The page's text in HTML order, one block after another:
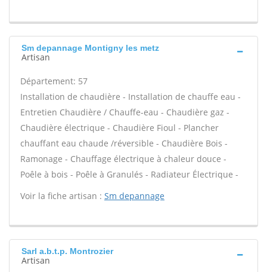
Sm depannage Montigny les metz
Artisan
Département: 57
Installation de chaudière - Installation de chauffe eau -
Entretien Chaudière / Chauffe-eau - Chaudière gaz -
Chaudière électrique - Chaudière Fioul - Plancher
chauffant eau chaude /réversible - Chaudière Bois -
Ramonage - Chauffage électrique à chaleur douce -
Poêle à bois - Poêle à Granulés - Radiateur Électrique -
Voir la fiche artisan : Sm depannage
Sarl a.b.t.p. Montrozier
Artisan